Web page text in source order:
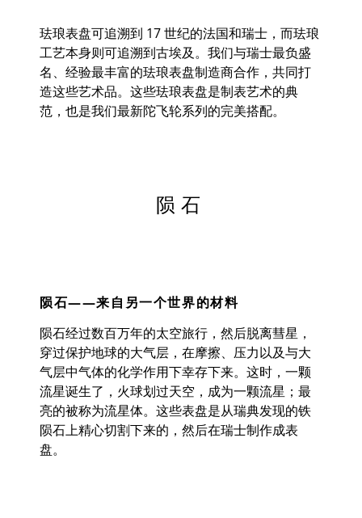
珐琅表盘可追溯到 17 世纪的法国和瑞士，而珐琅
工艺本身则可追溯到古埃及。我们与瑞士最负盛
名、经验最丰富的珐琅表盘制造商合作，共同打
造这些艺术品。这些珐琅表盘是制表艺术的典
范，也是我们最新陀飞轮系列的完美搭配。
陨石
陨石——来自另一个世界的材料
陨石经过数百万年的太空旅行，然后脱离彗星，
穿过保护地球的大气层，在摩擦、压力以及与大
气层中气体的化学作用下幸存下来。 这时，一颗
流星诞生了，火球划过天空，成为一颗流星；最
亮的被称为流星体。这些表盘是从瑞典发现的铁
陨石上精心切割下来的，然后在瑞士制作成表
盘。